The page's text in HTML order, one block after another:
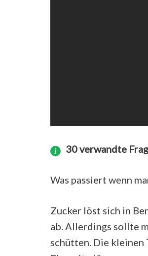
30 verwandte
Was passiert wenn
Zucker löst sich in
ab. Allerdings sollte
schütten. Die kleinen